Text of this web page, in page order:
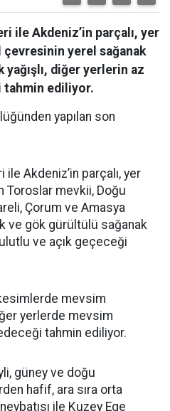
ile Akdeniz’in parçalı, yer
yerel sağanak
diğer yerlerin az
tahmin ediliyor.
yapılan son
Akdeniz’in parçalı, yer
Toroslar mevkii, Doğu
Çorum ve Amasya
ve gök gürültülü sağanak
ve açık geçeceği
mevsim
yerlerde mevsim
tahmin ediliyor.
güney ve doğu
hafif, ara sıra orta
ile Kuzey Ege